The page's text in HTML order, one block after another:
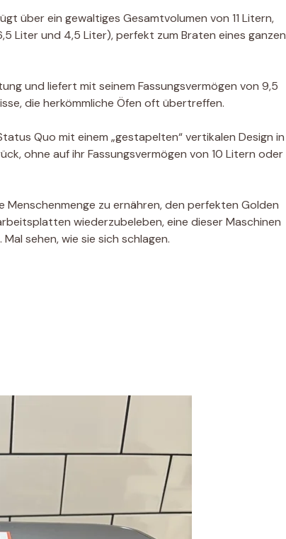
über ein gewaltiges Gesamtvolumen von 11 Litern,
Liter und 4,5 Liter), perfekt zum Braten eines ganzen
und liefert mit seinem Fassungsvermögen von 9,5
die herkömmliche Öfen oft übertreffen.
Quo mit einem „gestapelten“ vertikalen Design in
ohne auf ihr Fassungsvermögen von 10 Litern oder
Menschenmenge zu ernähren, den perfekten Golden
wiederzubeleben, eine dieser Maschinen
sehen, wie sie sich schlagen.